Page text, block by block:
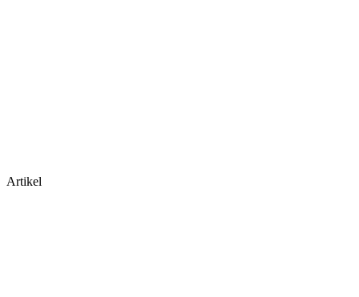
Artikel